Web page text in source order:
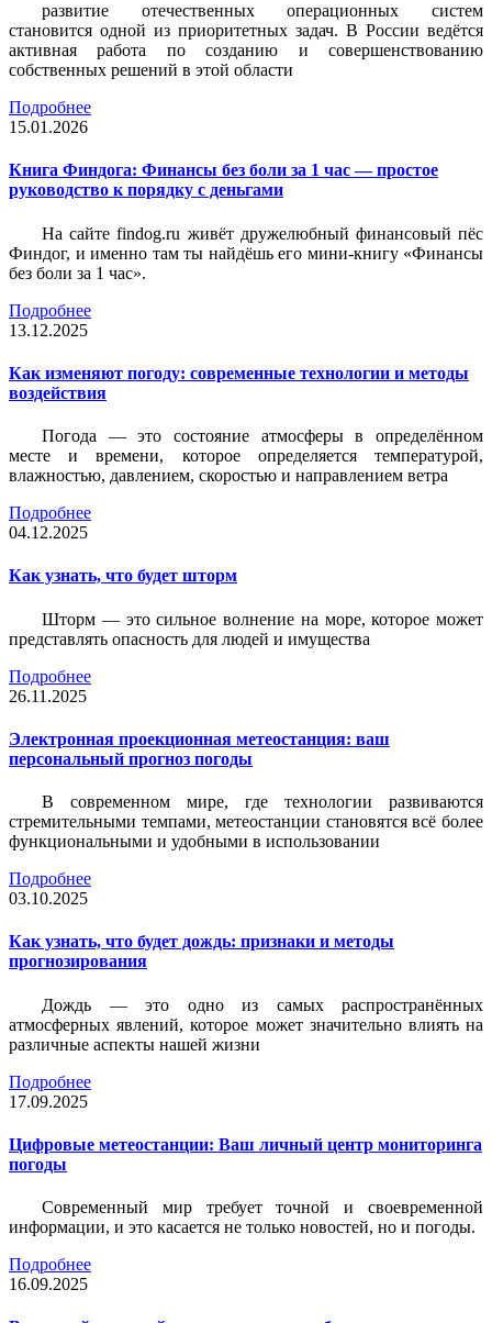
развитие отечественных операционных систем
становится одной из приоритетных задач. В России ведётся
активная работа по созданию и совершенствованию
собственных решений в этой области
Подробнее
15.01.2026
Книга Финдога: Финансы без боли за 1 час — простое
руководство к порядку с деньгами
На сайте findog.ru живёт дружелюбный финансовый пёс
Финдог, и именно там ты найдёшь его мини‑книгу «Финансы
без боли за 1 час».
Подробнее
13.12.2025
Как изменяют погоду: современные технологии и методы
воздействия
Погода — это состояние атмосферы в определённом
месте и времени, которое определяется температурой,
влажностью, давлением, скоростью и направлением ветра
Подробнее
04.12.2025
Как узнать, что будет шторм
Шторм — это сильное волнение на море, которое может
представлять опасность для людей и имущества
Подробнее
26.11.2025
Электронная проекционная метеостанция: ваш
персональный прогноз погоды
В современном мире, где технологии развиваются
стремительными темпами, метеостанции становятся всё более
функциональными и удобными в использовании
Подробнее
03.10.2025
Как узнать, что будет дождь: признаки и методы
прогнозирования
Дождь — это одно из самых распространённых
атмосферных явлений, которое может значительно влиять на
различные аспекты нашей жизни
Подробнее
17.09.2025
Цифровые метеостанции: Ваш личный центр мониторинга
погоды
Современный мир требует точной и своевременной
информации, и это касается не только новостей, но и погоды.
Подробнее
16.09.2025